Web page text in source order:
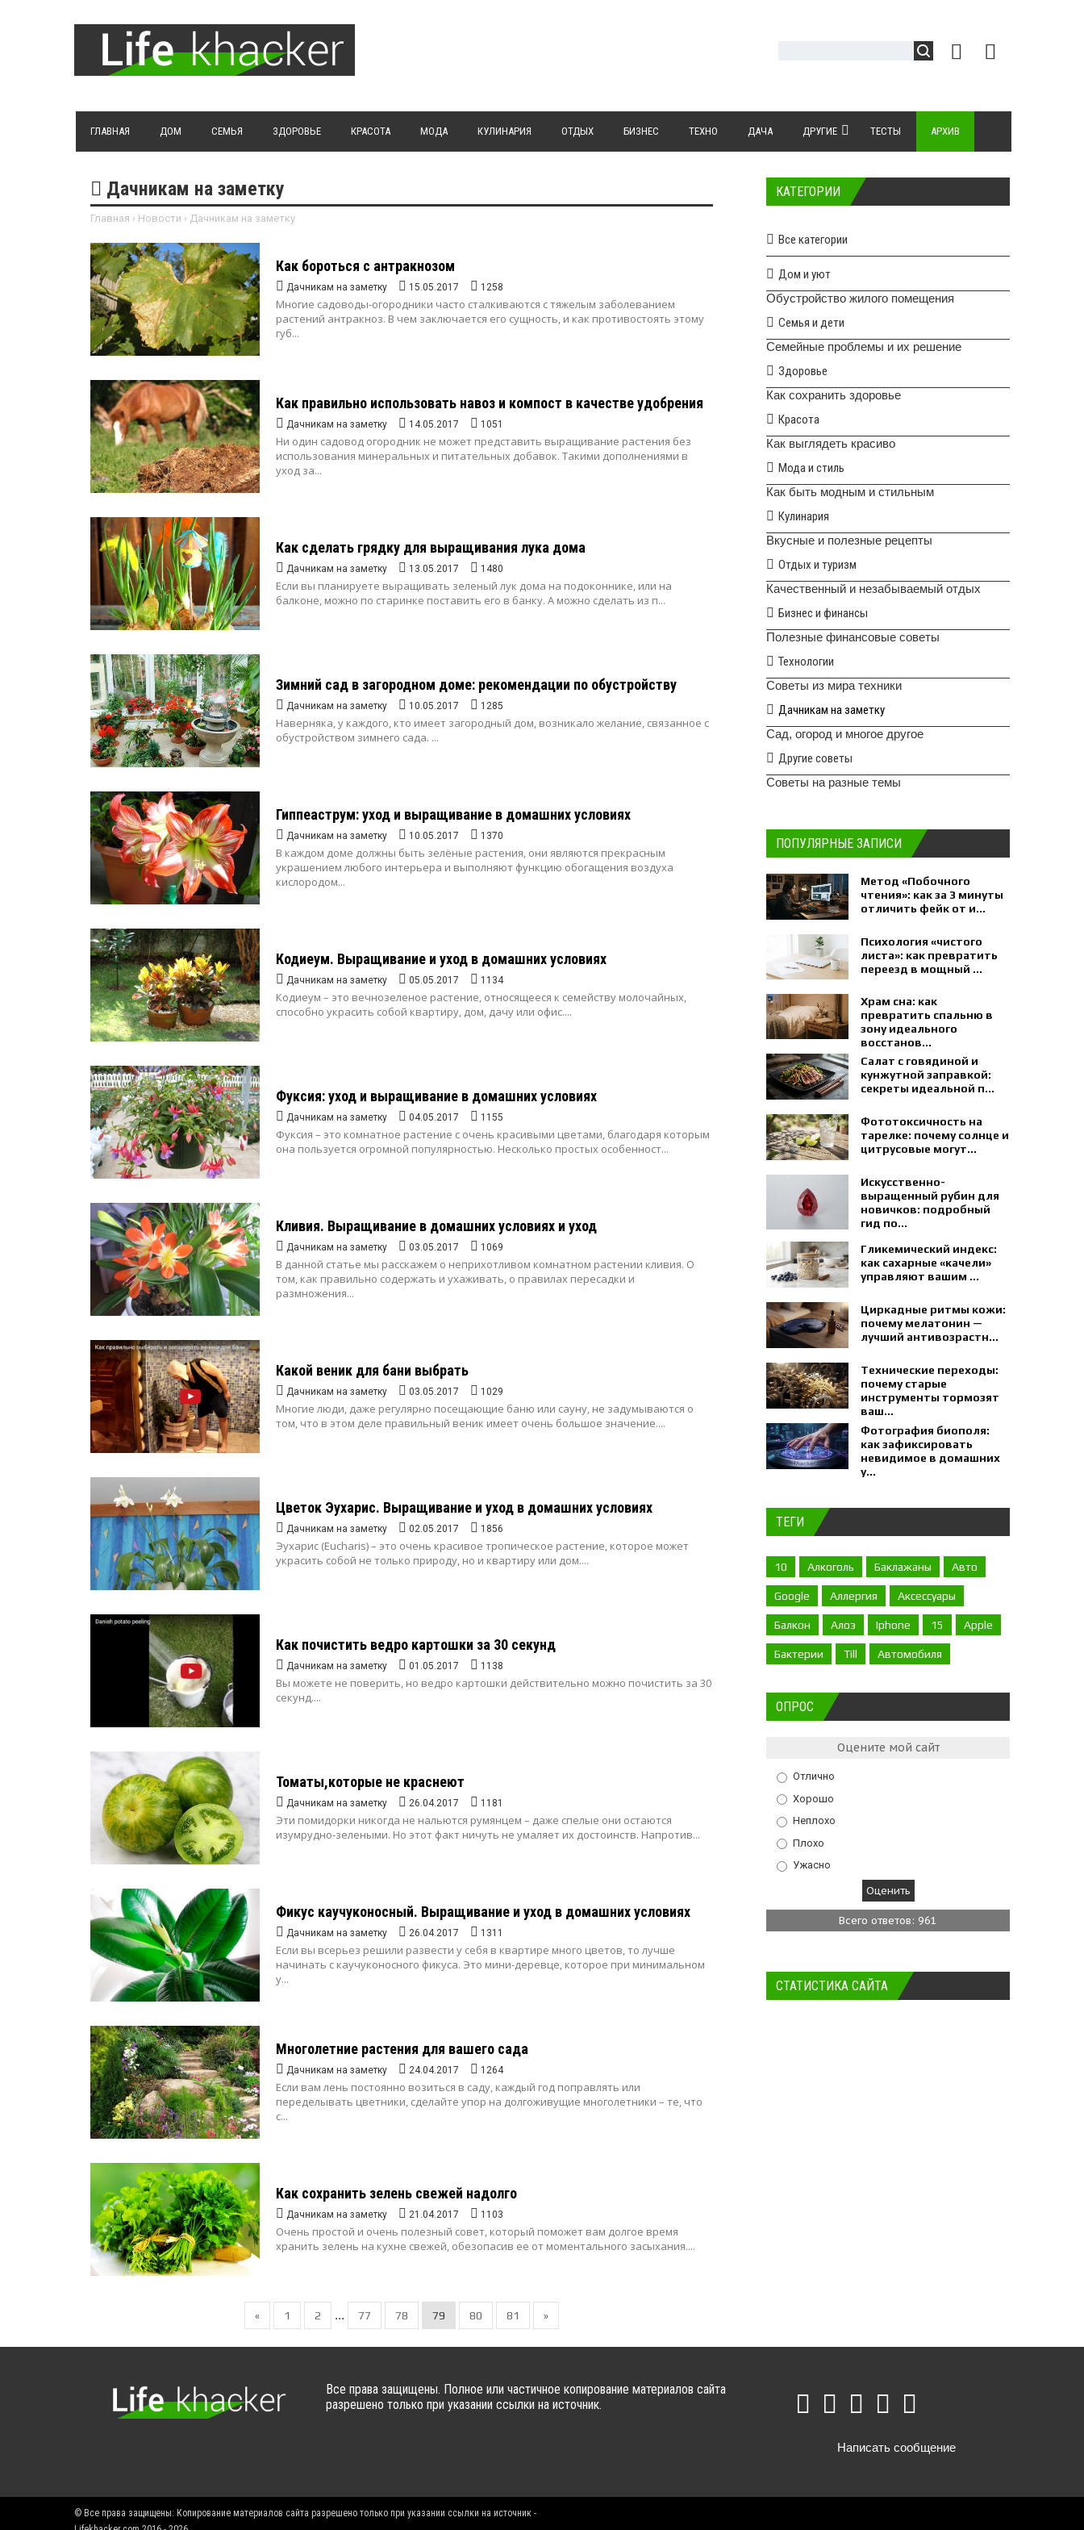
ГЛАВНАЯ ДОМ СЕМЬЯ ЗДОРОВЬЕ КРАСОТА МОДА КУЛИНАРИЯ ОТДЫХ БИЗНЕС ТЕХНО ДАЧА ДРУГИЕ ТЕСТЫ АРХИВ
Дачникам на заметку
Главная › Новости › Дачникам на заметку
Как бороться с антракнозом
Дачникам на заметку 15.05.2017 1258
Многие садоводы-огородники часто сталкиваются с тяжелым заболеванием
растений антракноз. В чем заключается его сущность, и как противостоять этому
губ...
Как правильно использовать навоз и компост в качестве удобрения
Дачникам на заметку 14.05.2017 1051
Ни один садовод огородник не может представить выращивание растения без
использования минеральных и питательных добавок. Такими дополнениями в
уход за...
Как сделать грядку для выращивания лука дома
Дачникам на заметку 13.05.2017 1480
Если вы планируете выращивать зеленый лук дома на подоконнике, или на
балконе, можно по старинке поставить его в банку. А можно сделать из п...
Зимний сад в загородном доме: рекомендации по обустройству
Дачникам на заметку 10.05.2017 1285
Наверняка, у каждого, кто имеет загородный дом, возникало желание, связанное с
обустройством зимнего сада. ...
Гиппеаструм: уход и выращивание в домашних условиях
Дачникам на заметку 10.05.2017 1370
В каждом доме должны быть зелёные растения, они являются прекрасным
украшением любого интерьера и выполняют функцию обогащения воздуха
кислородом...
Кодиеум. Выращивание и уход в домашних условиях
Дачникам на заметку 05.05.2017 1134
Кодиеум – это вечнозеленое растение, относящееся к семейству молочайных,
способно украсить собой квартиру, дом, дачу или офис....
Фуксия: уход и выращивание в домашних условиях
Дачникам на заметку 04.05.2017 1155
Фуксия – это комнатное растение с очень красивыми цветами, благодаря которым
она пользуется огромной популярностью. Несколько простых особенност...
Кливия. Выращивание в домашних условиях и уход
Дачникам на заметку 03.05.2017 1069
В данной статье мы расскажем о неприхотливом комнатном растении кливия. О
том, как правильно содержать и ухаживать, о правилах пересадки и
размножения...
Какой веник для бани выбрать
Дачникам на заметку 03.05.2017 1029
Многие люди, даже регулярно посещающие баню или сауну, не задумываются о
том, что в этом деле правильный веник имеет очень большое значение....
Цветок Эухарис. Выращивание и уход в домашних условиях
Дачникам на заметку 02.05.2017 1856
Эухарис (Eucharis) – это очень красивое тропическое растение, которое может
украсить собой не только природу, но и квартиру или дом....
Как почистить ведро картошки за 30 секунд
Дачникам на заметку 01.05.2017 1138
Вы можете не поверить, но ведро картошки действительно можно почистить за 30
секунд....
Томаты,которые не краснеют
Дачникам на заметку 26.04.2017 1181
Эти помидорки никогда не нальются румянцем – даже спелые они остаются
изумрудно-зелеными. Но этот факт ничуть не умаляет их достоинств. Напротив...
Фикус каучуконосный. Выращивание и уход в домашних условиях
Дачникам на заметку 26.04.2017 1311
Если вы всерьез решили развести у себя в квартире много цветов, то лучше
начинать с каучуконосного фикуса. Это мини-деревце, которое при минимальном
у...
Многолетние растения для вашего сада
Дачникам на заметку 24.04.2017 1264
Если вам лень постоянно возиться в саду, каждый год поправлять или
переделывать цветники, сделайте упор на долгоживущие многолетники – те, что
с...
Как сохранить зелень свежей надолго
Дачникам на заметку 21.04.2017 1103
Очень простой и очень полезный совет, который поможет вам долгое время
хранить зелень на кухне свежей, обезопасив ее от моментального засыхания....
« 1 2 ... 77 78 79 80 81 »
КАТЕГОРИИ
Все категории
Дом и уют
Обустройство жилого помещения
Семья и дети
Семейные проблемы и их решение
Здоровье
Как сохранить здоровье
Красота
Как выглядеть красиво
Мода и стиль
Как быть модным и стильным
Кулинария
Вкусные и полезные рецепты
Отдых и туризм
Качественный и незабываемый отдых
Бизнес и финансы
Полезные финансовые советы
Технологии
Советы из мира техники
Дачникам на заметку
Сад, огород и многое другое
Другие советы
Советы на разные темы
ПОПУЛЯРНЫЕ ЗАПИСИ
Метод «Побочного
чтения»: как за 3 минуты
отличить фейк от и...
Психология «чистого
листа»: как превратить
переезд в мощный ...
Храм сна: как
превратить спальню в
зону идеального
восстанов...
Салат с говядиной и
кунжутной заправкой:
секреты идеальной п...
Фототоксичность на
тарелке: почему солнце и
цитрусовые могут...
Искусственно-
выращенный рубин для
новичков: подробный
гид по...
Гликемический индекс:
как сахарные «качели»
управляют вашим ...
Циркадные ритмы кожи:
почему мелатонин —
лучший антивозрастн...
Технические переходы:
почему старые
инструменты тормозят
ваш...
Фотография биополя:
как зафиксировать
невидимое в домашних
у...
ТЕГИ
10 Алкоголь Баклажаны Авто
Google Аллергия Аксессуары
Балкон Алоэ Iphone 15 Apple
Бактерии Till Автомобиля
ОПРОС
Оцените мой сайт
Отлично
Хорошо
Неплохо
Плохо
Ужасно
Всего ответов: 961
СТАТИСТИКА САЙТА
Все права защищены. Полное или частичное копирование материалов сайта
разрешено только при указании ссылки на источник.
Написать сообщение
© Все права защищены: Копирование материалов сайта разрешено только при указании ссылки на источник -